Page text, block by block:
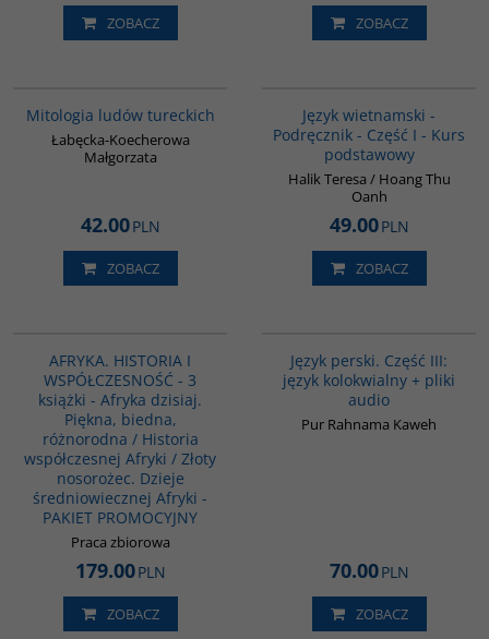
ZOBACZ ZOBACZ
Mitologia ludów tureckich
Łabęcka-Koecherowa
Małgorzata
42.00PLN
ZOBACZ
Język wietnamski -
Podręcznik - Część I - Kurs
podstawowy
Halik Teresa / Hoang Thu
Oanh
49.00PLN
ZOBACZ
AFRYKA. HISTORIA I
WSPÓŁCZESNOŚĆ - 3
książki - Afryka dzisiaj.
Piękna, biedna,
różnorodna / Historia
współczesnej Afryki / Złoty
nosorożec. Dzieje
średniowiecznej Afryki -
PAKIET PROMOCYJNY
Praca zbiorowa
179.00PLN
ZOBACZ
Język perski. Część III:
język kolokwialny + pliki
audio
Pur Rahnama Kaweh
70.00PLN
ZOBACZ